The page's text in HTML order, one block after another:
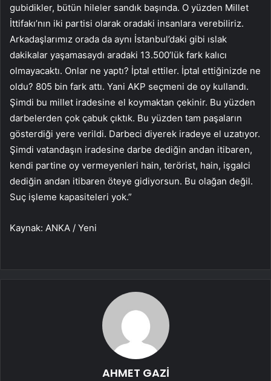
gubidikler, bütün hileler sandık başında. O yüzden Millet
İttifakı’nın iki partisi olarak oradaki insanlara verebiliriz.
Arkadaşlarımız orada da aynı İstanbul’daki gibi ıslak
dakikalar yaşamasaydı aradaki 13.500’lük fark kalıcı
olmayacaktı. Onlar ne yaptı? İptal ettiler. İptal ettiğinizde ne
oldu? 805 bin fark attı. Yani AKP seçmeni de oy kullandı.
Şimdi bu millet iradesine el koymaktan çekinir. Bu yüzden
darbelerden çok çabuk çıktık. Bu yüzden tam paşaların
gösterdiği yere verildi. Darbeci diyerek iradeye el uzatıyor.
Şimdi vatandaşın iradesine darbe dediğin andan itibaren,
kendi partine oy vermeyenleri hain, terörist, hain, işgalci
dediğin andan itibaren öteye gidiyorsun. Bu olağan değil.
Suç işleme kapasiteleri yok.”
Kaynak: ANKA / Yeni
AHMET GAZİ